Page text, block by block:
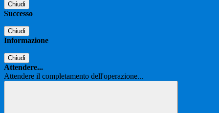
Chiudi
Successo
Chiudi
Informazione
Chiudi
Attendere...
Attendere il completamento dell'operazione...